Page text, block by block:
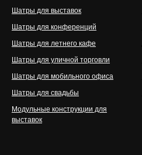
Шатры для выставок
Шатры для конференций
Шатры для летнего кафе
Шатры для уличной торговли
Шатры для мобильного офиса
Шатры для свадьбы
Модульные конструкции для
выставок